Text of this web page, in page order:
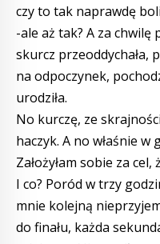
czy to tak naprawdę
-ale aż tak? A za chwilę
skurcz przeoddychała,
na odpoczynek,
urodziła.
No kurczę, ze
haczyk. A no właśnie w
Założyłam sobie za
I co? Poród w trzy
mnie kolejną
do finału, każda